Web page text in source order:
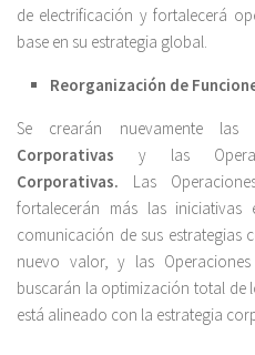
de electrificación y fortalecerá
base en su estrategia global.
Reorganización de
Se crearán nuevamente las
Corporativas y las
Corporativas. Las
fortalecerán más las
comunicación de sus estrategias
nuevo valor, y las
buscarán la optimización total
está alineado con la estrategia